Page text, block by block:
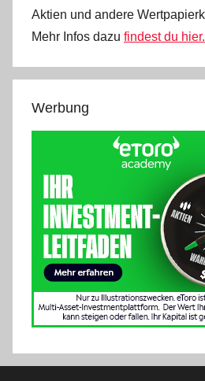
Aktien und andere
Mehr Infos dazu findest du hier.
Werbung